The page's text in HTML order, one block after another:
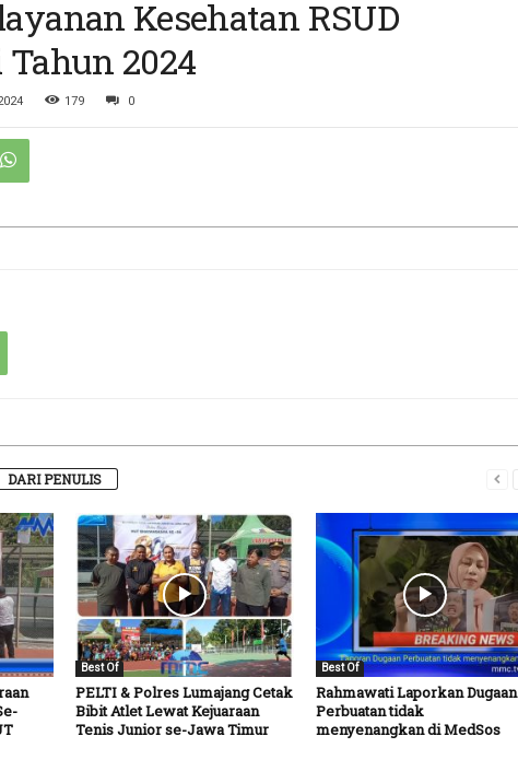
Kesehatan RSUD
2024
179 0
DARI PENULIS
Best Of
PELTI & Polres Lumajang Cetak
Bibit Atlet Lewat Kejuaraan
Tenis Junior se-Jawa Timur
Best Of
Rahmawati Laporkan Dugaan
Perbuatan tidak
menyenangkan di MedSos